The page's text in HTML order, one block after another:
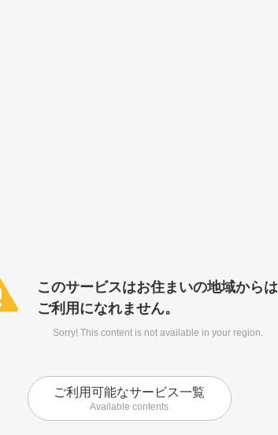
このサービスはお住まいの地域からは
ご利用になれません。
Sorry! This content is not available in your region.
ご利用可能なサービス一覧
Available contents